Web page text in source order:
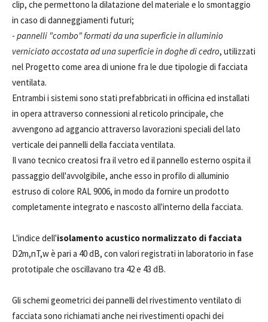
clip, che permettono la dilatazione del materiale e lo smontaggio
in caso di danneggiamenti futuri;
- pannelli "combo" formati da una superficie in alluminio
verniciato accostata ad una superficie in doghe di cedro, utilizzati
nel Progetto come area di unione fra le due tipologie di facciata
ventilata.
Entrambi i sistemi sono stati prefabbricati in officina ed installati
in opera attraverso connessioni al reticolo principale, che
avvengono ad aggancio attraverso lavorazioni speciali del lato
verticale dei pannelli della facciata ventilata.
Il vano tecnico creatosi fra il vetro ed il pannello esterno ospita il
passaggio dell'avvolgibile, anche esso in profilo di alluminio
estruso di colore RAL 9006, in modo da fornire un prodotto
completamente integrato e nascosto all'interno della facciata.
L'indice dell'isolamento acustico normalizzato di facciata
D2m,nT,w è pari a 40 dB, con valori registrati in laboratorio in fase
prototipale che oscillavano tra 42 e 43 dB.
Gli schemi geometrici dei pannelli del rivestimento ventilato di
facciata sono richiamati anche nei rivestimenti opachi dei